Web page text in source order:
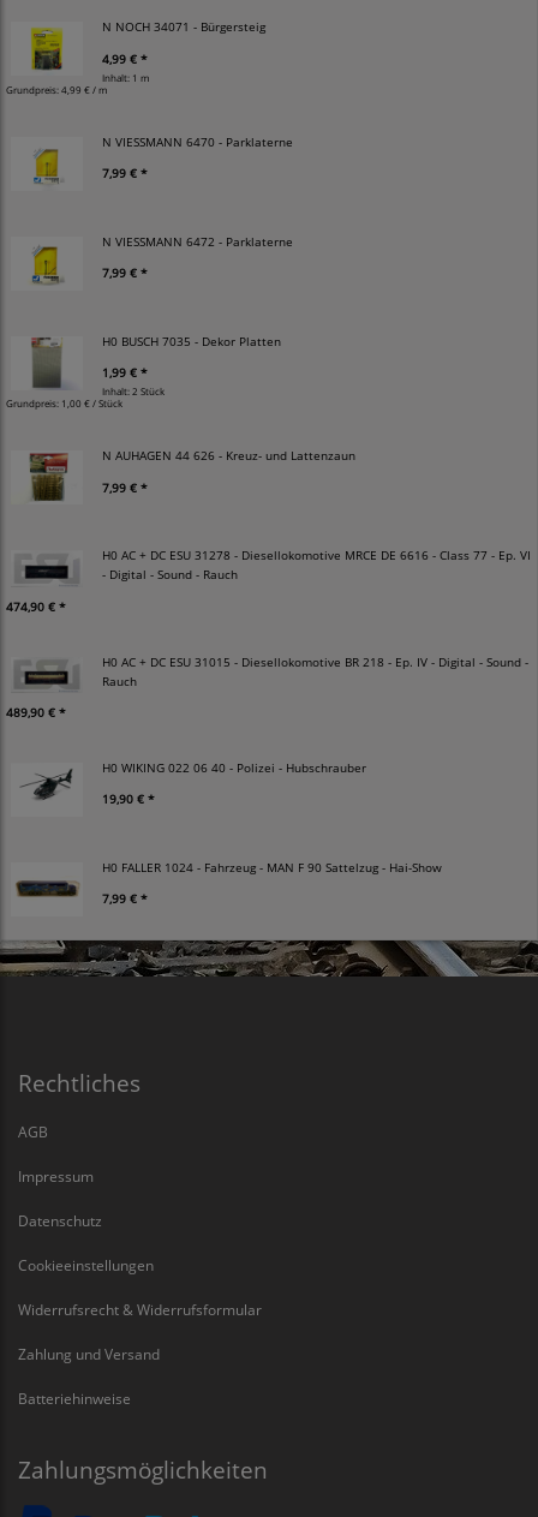
N NOCH 34071 - Bürgersteig
4,99 € *
Inhalt: 1 m
Grundpreis:4,99 € / m
N VIESSMANN 6470 - Parklaterne
7,99 € *
N VIESSMANN 6472 - Parklaterne
7,99 € *
H0 BUSCH 7035 - Dekor Platten
1,99 € *
Inhalt: 2 Stück
Grundpreis: 1,00 € / Stück
N AUHAGEN 44 626 - Kreuz- und Lattenzaun
7,99 € *
H0 AC + DC ESU 31278 - Diesellokomotive MRCE DE 6616 - Class 77 - Ep. VI
- Digital - Sound - Rauch
474,90 € *
H0 AC + DC ESU 31015 - Diesellokomotive BR 218 - Ep. IV - Digital - Sound -
Rauch
489,90 € *
H0 WIKING 022 06 40 - Polizei - Hubschrauber
19,90 € *
H0 FALLER 1024 - Fahrzeug - MAN F 90 Sattelzug - Hai-Show
7,99 € *
Rechtliches
AGB
Impressum
Datenschutz
Cookieeinstellungen
Widerrufsrecht & Widerrufsformular
Zahlung und Versand
Batteriehinweise
Zahlungsmöglichkeiten